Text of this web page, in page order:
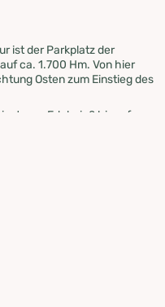
ist der Parkplatz der
ca. 1.700 Hm. Von hier
Osten zum Einstieg des
zum Edelgrieß hinauf.
Steilstufe. Achtung: hier